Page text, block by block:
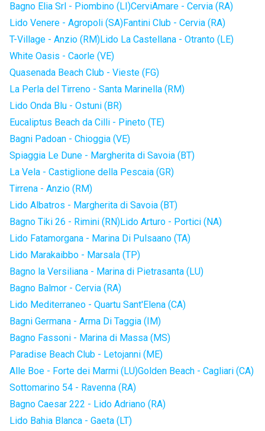
Bagno Elia Srl - Piombino (LI)CerviAmare - Cervia (RA)
Lido Venere - Agropoli (SA)Fantini Club - Cervia (RA)
T-Village - Anzio (RM)Lido La Castellana - Otranto (LE)
White Oasis - Caorle (VE)
Quasenada Beach Club - Vieste (FG)
La Perla del Tirreno - Santa Marinella (RM)
Lido Onda Blu - Ostuni (BR)
Eucaliptus Beach da Cilli - Pineto (TE)
Bagni Padoan - Chioggia (VE)
Spiaggia Le Dune - Margherita di Savoia (BT)
La Vela - Castiglione della Pescaia (GR)
Tirrena - Anzio (RM)
Lido Albatros - Margherita di Savoia (BT)
Bagno Tiki 26 - Rimini (RN)Lido Arturo - Portici (NA)
Lido Fatamorgana - Marina Di Pulsaano (TA)
Lido Marakaibbo - Marsala (TP)
Bagno la Versiliana - Marina di Pietrasanta (LU)
Bagno Balmor - Cervia (RA)
Lido Mediterraneo - Quartu Sant'Elena (CA)
Bagni Germana - Arma Di Taggia (IM)
Bagno Fassoni - Marina di Massa (MS)
Paradise Beach Club - Letojanni (ME)
Alle Boe - Forte dei Marmi (LU)Golden Beach - Cagliari (CA)
Sottomarino 54 - Ravenna (RA)
Bagno Caesar 222 - Lido Adriano (RA)
Lido Bahia Blanca - Gaeta (LT)